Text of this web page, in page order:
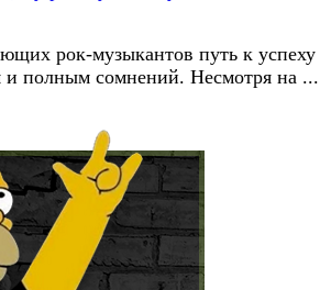
рок-музыкантов путь к успеху
и полным сомнений. Несмотря на ...